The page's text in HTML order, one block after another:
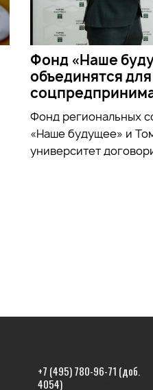
Фонд «Наше
объединятся
Фонд региональных
«Наше будущее» и
университет
+7 (495) 780-96-71 (доб.
4054)